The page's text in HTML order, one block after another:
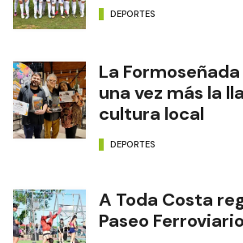
DEPORTES
La
una vez más la
cultura local
DEPORTES
A Toda Costa
Paseo Ferroviario